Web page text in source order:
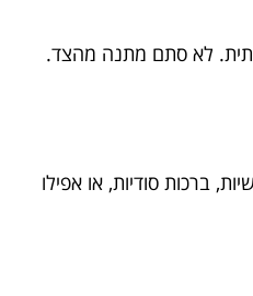
לא סתם מתנה מהצד.
ברכות סודיות, או אפילו